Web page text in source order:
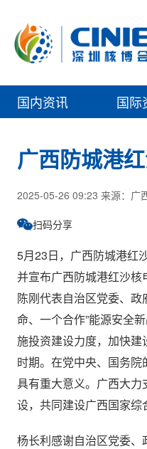
国内资讯 国际
广西防城港
2025-05-26 09:23 来源：广
扫码分享
5月23日，广西防城港红
并宣布广西防城港红沙核
陈刚代表自治区党委、
命、一个合作”能源安全
施投资建设力度，加快建
时期。在党中央、国务
具有重大意义。广西大力
设，共同建设广西国家综
杨长利感谢自治区党委、